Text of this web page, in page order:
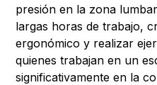
presión en la zona
largas horas de trabajo,
ergonómico y realizar
quienes trabajan en un
significativamente en la